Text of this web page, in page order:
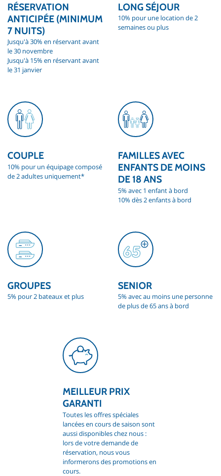
RÉSERVATION
ANTICIPÉE (MINIMUM
7 NUITS)
Jusqu'à 30% en réservant avant
le 30 novembre
Jusqu'à 15% en réservant avant
le 31 janvier
LONG SÉJOUR
10% pour une location de 2
semaines ou plus
COUPLE
10% pour un équipage composé
de 2 adultes uniquement*
FAMILLES AVEC
ENFANTS DE MOINS
DE 18 ANS
5% avec 1 enfant à bord
10% dès 2 enfants à bord
GROUPES
5% pour 2 bateaux et plus
SENIOR
5% avec au moins une personne
de plus de 65 ans à bord
MEILLEUR PRIX
GARANTI
Toutes les offres spéciales
lancées en cours de saison sont
aussi disponibles chez nous :
lors de votre demande de
réservation, nous vous
informerons des promotions en
cours.